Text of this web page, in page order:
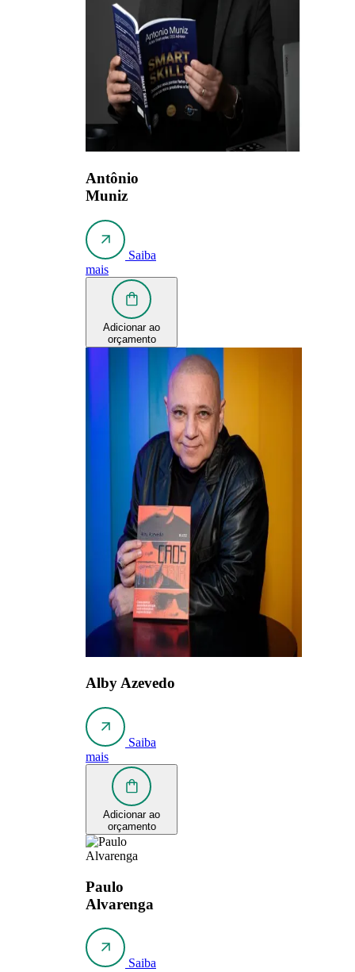
Antônio
Muniz
Saiba
mais
Adicionar ao
orçamento
Alby Azevedo
Saiba
mais
Adicionar ao
orçamento
Paulo
Alvarenga
Saiba